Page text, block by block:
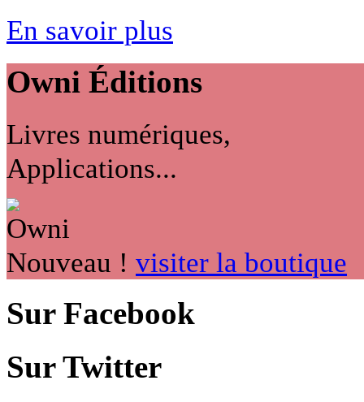
En savoir plus
Owni Éditions
Livres numériques,
Applications...
Nouveau ! visiter la boutique
Sur Facebook
Sur Twitter